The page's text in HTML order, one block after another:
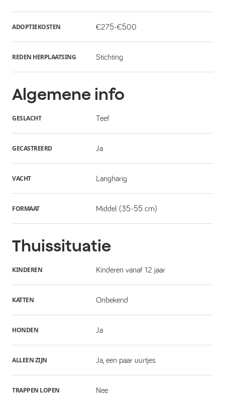
ADOPTIEKOSTEN €275-€500
REDEN HERPLAATSING Stichting
Algemene info
GESLACHT Teef
GECASTREERD Ja
VACHT Langharig
FORMAAT Middel (35-55 cm)
Thuissituatie
KINDEREN Kinderen vanaf 12 jaar
KATTEN Onbekend
HONDEN Ja
ALLEEN ZIJN Ja, een paar uurtjes
TRAPPEN LOPEN Nee